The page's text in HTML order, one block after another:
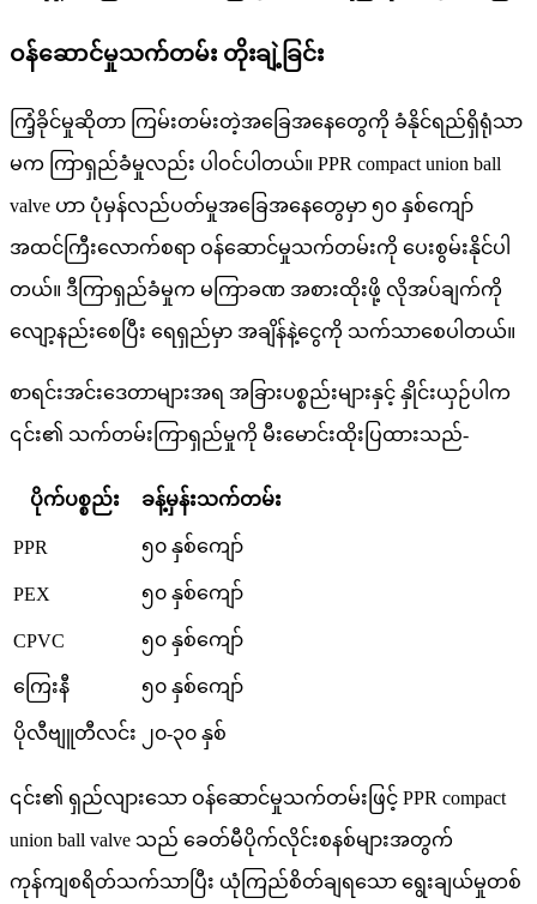
ဝန်ဆောင်မှုသက်တမ်း တိုးချဲ့ခြင်း
ကြံ့ခိုင်မှုဆိုတာ ကြမ်းတမ်းတဲ့အခြေအနေတွေကို ခံနိုင်ရည်ရှိရုံသာ
မက ကြာရှည်ခံမှုလည်း ပါဝင်ပါတယ်။ PPR compact union ball
valve ဟာ ပုံမှန်လည်ပတ်မှုအခြေအနေတွေမှာ ၅၀ နှစ်ကျော်
အထင်ကြီးလောက်စရာ ဝန်ဆောင်မှုသက်တမ်းကို ပေးစွမ်းနိုင်ပါ
တယ်။ ဒီကြာရှည်ခံမှုက မကြာခဏ အစားထိုးဖို့ လိုအပ်ချက်ကို
လျော့နည်းစေပြီး ရေရှည်မှာ အချိန်နဲ့ငွေကို သက်သာစေပါတယ်။
စာရင်းအင်းဒေတာများအရ အခြားပစ္စည်းများနှင့် နှိုင်းယှဉ်ပါက
၎င်း၏ သက်တမ်းကြာရှည်မှုကို မီးမောင်းထိုးပြထားသည်-
ပိုက်ပစ္စည်း ခန့်မှန်းသက်တမ်း
PPR ၅၀ နှစ်ကျော်
PEX ၅၀ နှစ်ကျော်
CPVC ၅၀ နှစ်ကျော်
ကြေးနီ ၅၀ နှစ်ကျော်
ပိုလီဗျူတီလင်း ၂၀-၃၀ နှစ်
၎င်း၏ ရှည်လျားသော ဝန်ဆောင်မှုသက်တမ်းဖြင့် PPR compact
union ball valve သည် ခေတ်မီပိုက်လိုင်းစနစ်များအတွက်
ကုန်ကျစရိတ်သက်သာပြီး ယုံကြည်စိတ်ချရသော ရွေးချယ်မှုတစ်